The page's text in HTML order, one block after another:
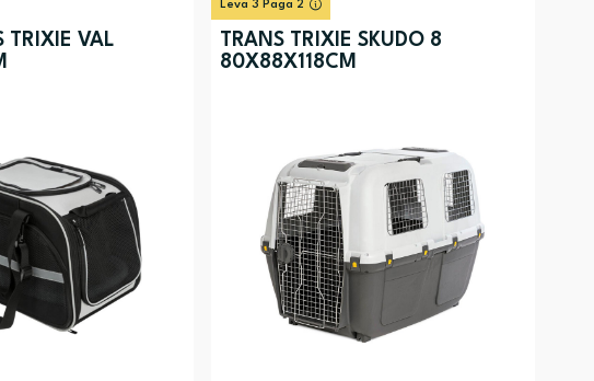
TRIXIE VAL
Leva 3 Paga 2
TRANS TRIXIE SKUDO 8
80X88X118CM